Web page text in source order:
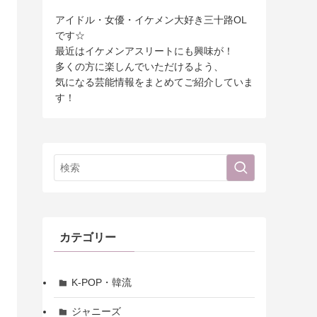
アイドル・女優・イケメン大好き三十路OL
です☆
最近はイケメンアスリートにも興味が！
多くの方に楽しんでいただけるよう、
気になる芸能情報をまとめてご紹介していま
す！
カテゴリー
K-POP・韓流
ジャニーズ